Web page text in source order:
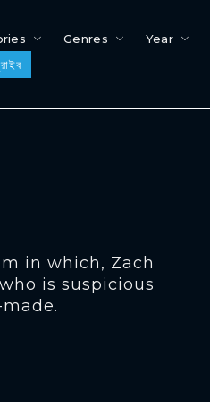
Genres Year
in which, Zach
is suspicious